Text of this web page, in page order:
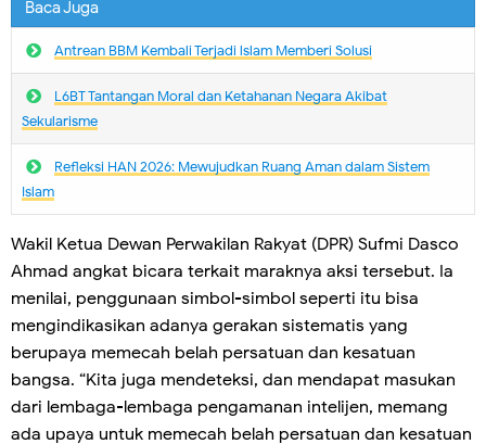
Baca Juga
Antrean BBM Kembali Terjadi lslam Memberi Solusi
L6BT Tantangan Moral dan Ketahanan Negara Akibat
Sekularisme
Refleksi HAN 2026: Mewujudkan Ruang Aman dalam Sistem
Islam
Wakil Ketua Dewan Perwakilan Rakyat (DPR) Sufmi Dasco
Ahmad angkat bicara terkait maraknya aksi tersebut. Ia
menilai, penggunaan simbol-simbol seperti itu bisa
mengindikasikan adanya gerakan sistematis yang
berupaya memecah belah persatuan dan kesatuan
bangsa. “Kita juga mendeteksi, dan mendapat masukan
dari lembaga-lembaga pengamanan intelijen, memang
ada upaya untuk memecah belah persatuan dan kesatuan